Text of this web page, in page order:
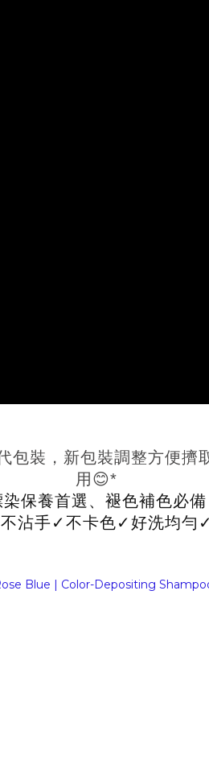
包裝，新包裝調整方便
用😊*
染保養首選、褪色補色必備
沾手✓不卡色✓好洗均勻